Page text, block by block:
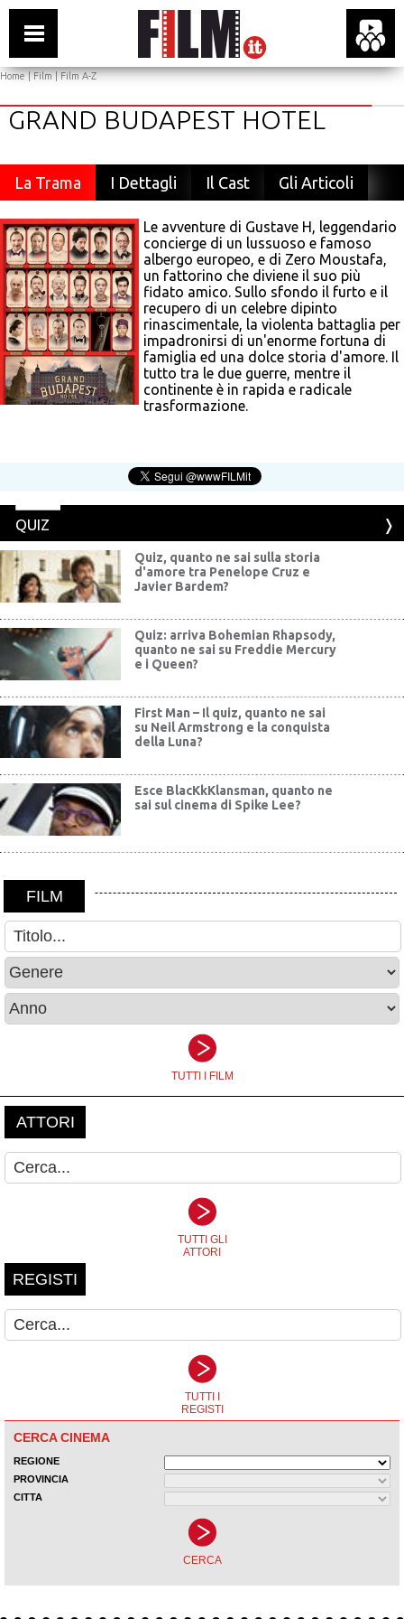
Home|Film|Film A-Z
GRAND BUDAPEST HOTEL
La Trama I Dettagli Il Cast Gli Articoli
Le avventure di Gustave H, leggendario
concierge di un lussuoso e famoso
albergo europeo, e di Zero Moustafa,
un fattorino che diviene il suo più
fidato amico. Sullo sfondo il furto e il
recupero di un celebre dipinto
rinascimentale, la violenta battaglia per
impadronirsi di un'enorme fortuna di
famiglia ed una dolce storia d'amore. Il
tutto tra le due guerre, mentre il
continente è in rapida e radicale
trasformazione.
QUIZ
Quiz, quanto ne sai sulla storia
d'amore tra Penelope Cruz e
Javier Bardem?
Quiz: arriva Bohemian Rhapsody,
quanto ne sai su Freddie Mercury
e i Queen?
First Man – Il quiz, quanto ne sai
su Neil Armstrong e la conquista
della Luna?
Esce BlacKkKlansman, quanto ne
sai sul cinema di Spike Lee?